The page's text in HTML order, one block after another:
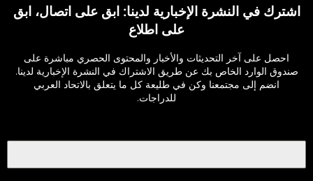
اشترك في النشرة الإخبارية لدينا: ابق على اتصال، ابق
على اطلاع
احصل على آخر التحديثات والأخبار والمحتوى الحصري مباشرة على
صندوق الوارد الخاص بك عن طريق الاشتراك في النشرة الإخبارية لدينا.
انضم إلى مجتمعنا وكن في طليعة كل ما يتعلق بالاتحاد العربي
للدراجات.